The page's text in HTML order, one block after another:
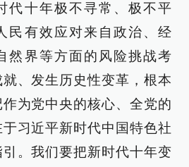
代十年极不寻常、极不平
民有效应对来自政治、经
然界等方面的风险挑战考
、发生历史性变革，根本
为党中央的核心、全党的
习近平新时代中国特色社
。我们要把新时代十年变